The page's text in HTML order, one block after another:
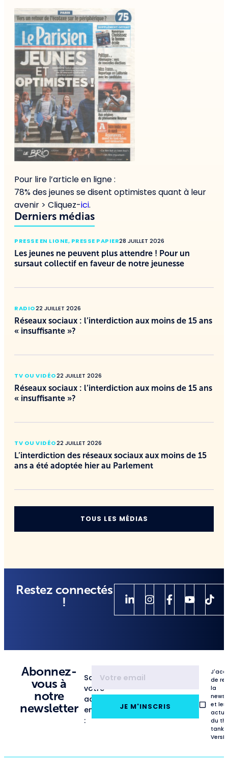
Pour lire l’article en ligne :
78% des jeunes se disent optimistes quant à leur
avenir > Cliquez-ici.
Derniers médias
PRESSE EN LIGNE, PRESSE PAPIER28 JUILLET 2026
Les jeunes ne peuvent plus attendre ! Pour un
sursaut collectif en faveur de notre jeunesse
RADIO22 JUILLET 2026
Réseaux sociaux : l’interdiction aux moins de 15 ans
« insuffisante »?
TV OU VIDÉO22 JUILLET 2026
Réseaux sociaux : l’interdiction aux moins de 15 ans
« insuffisante »?
TV OU VIDÉO22 JUILLET 2026
L’interdiction des réseaux sociaux aux moins de 15
ans a été adoptée hier au Parlement
TOUS LES MÉDIAS
Restez connectés
!
Abonnez-
vous à
notre
newsletter
Saisissez
votre
adresse
email
:
JE M'INSCRIS
de
la
et les
du
tank